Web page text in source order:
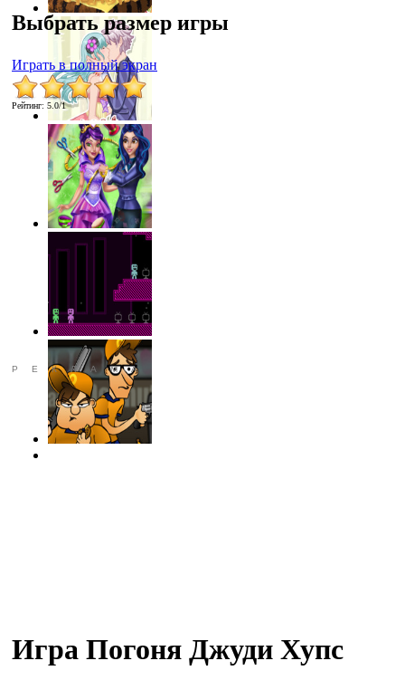
Выбрать размер игры
Играть в полный экран
Рейтинг: 5.0/1
РЕКЛАМА
Игра Погоня Джуди Хупс